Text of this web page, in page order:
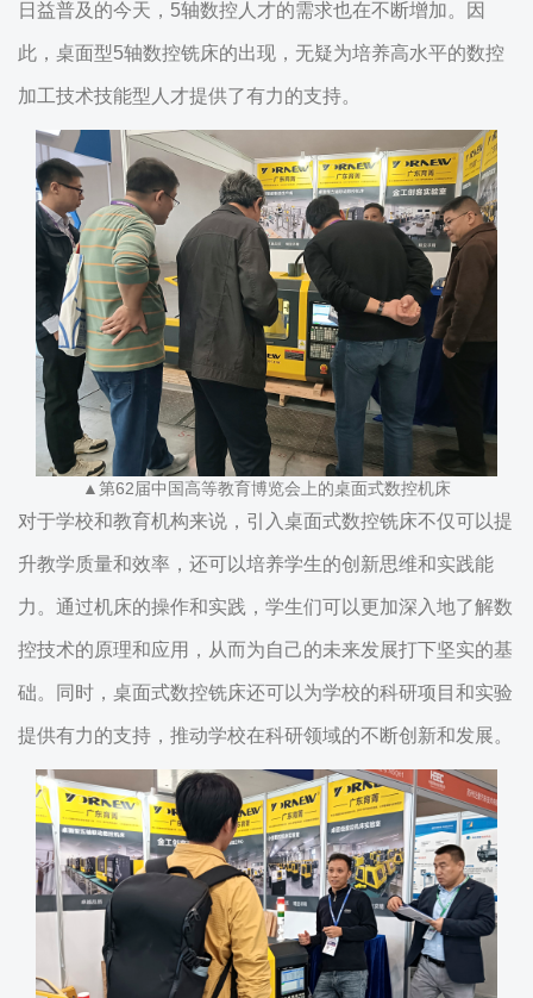
日益普及的今天，5轴数控人才的需求也在不断增加。因
此，桌面型5轴数控铣床的出现，无疑为培养高水平的数控
加工技术技能型人才提供了有力的支持。
▲第62届中国高等教育博览会上的桌面式数控机床
对于学校和教育机构来说，引入桌面式数控铣床不仅可以提
升教学质量和效率，还可以培养学生的创新思维和实践能
力。通过机床的操作和实践，学生们可以更加深入地了解数
控技术的原理和应用，从而为自己的未来发展打下坚实的基
础。同时，桌面式数控铣床还可以为学校的科研项目和实验
提供有力的支持，推动学校在科研领域的不断创新和发展。